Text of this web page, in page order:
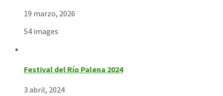
19 marzo, 2026
54 images
Festival del Río Palena 2024
3 abril, 2024